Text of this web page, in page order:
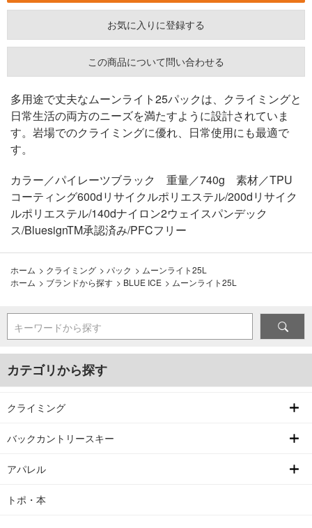
お気に入りに登録する
この商品について問い合わせる
多用途で丈夫なムーンライト25パックは、クライミングと
日常生活の両方のニーズを満たすように設計されていま
す。岩場でのクライミングに優れ、日常使用にも最適で
す。
カラー／パイレーツブラック 重量／740g 素材／TPU
コーティング600dリサイクルポリエステル/200dリサイク
ルポリエステル/140dナイロン2ウェイスパンデック
ス/BluesignTM承認済み/PFCフリー
ホーム > クライミング > パック > ムーンライト25L
ホーム > ブランドから探す > BLUE ICE > ムーンライト25L
キーワードから探す
カテゴリから探す
クライミング
バックカントリースキー
アパレル
トポ・本